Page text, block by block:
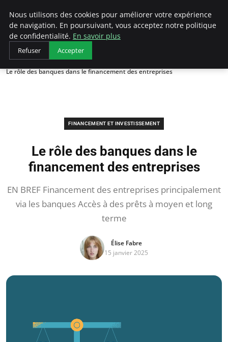
LECFCM
Accueil
Financement et investissement
Le rôle des banques dans le financement des entreprises
FINANCEMENT ET INVESTISSEMENT
Le rôle des banques dans le
financement des entreprises
EN BREF Financement des entreprises principalement
via les banques Accès à des prêts à moyen et long
terme
Élise Fabre
15 janvier 2025
Nous utilisons des cookies pour améliorer votre expérience
de navigation. En poursuivant, vous acceptez notre politique
de confidentialité. En savoir plus
Refuser Accepter